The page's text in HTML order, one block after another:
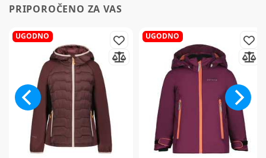
PRIPOROČENO ZA VAS
UGODNO UGODNO